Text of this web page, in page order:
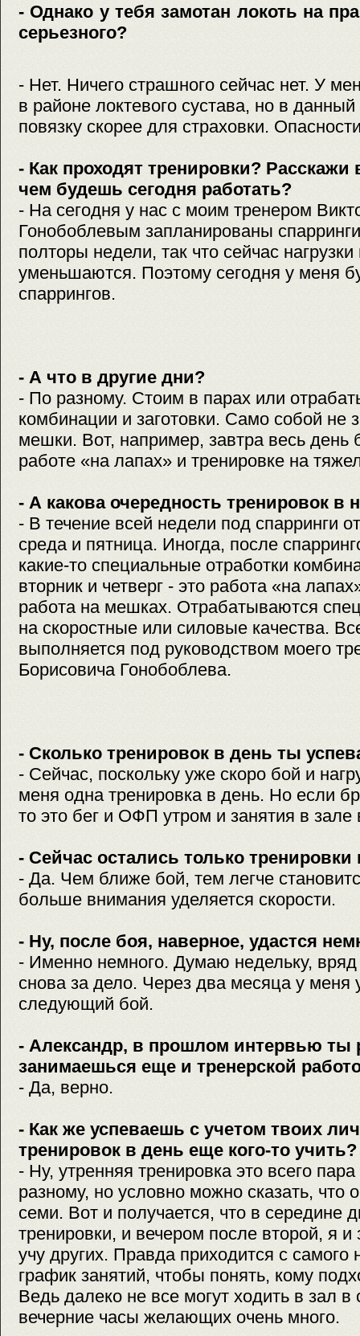
- Однако у тебя замотан локоть на
серьезного?
- Нет. Ничего страшного сейчас нет. У
в районе локтевого сустава, но в
повязку скорее для страховки.
- Как проходят тренировки? Расскажи
чем будешь сегодня работать?
- На сегодня у нас с моим тренером
Гонобоблевым запланированы
полторы недели, так что сейчас
уменьшаются. Поэтому сегодня у меня
спаррингов.
- А что в другие дни?
- По разному. Стоим в парах или
комбинации и заготовки. Само собой не
мешки. Вот, например, завтра весь день
работе «на лапах» и тренировке на
- А какова очередность тренировок в
- В течение всей недели под спарринги
среда и пятница. Иногда, после
какие-то специальные отработки
вторник и четверг - это работа «на
работа на мешках. Отрабатываются
на скоростные или силовые качества.
выполняется под руководством моего
Борисовича Гонобоблева.
- Сколько тренировок в день ты
- Сейчас, поскольку уже скоро бой и
меня одна тренировка в день. Но если
то это бег и ОФП утром и занятия в зале
- Сейчас остались только тренировки
- Да. Чем ближе бой, тем легче
больше внимания уделяется скорости.
- Ну, после боя, наверное, удастся
- Именно немного. Думаю недельку,
снова за дело. Через два месяца у
следующий бой.
- Александр, в прошлом интервью ты
занимаешься еще и тренерской
- Да, верно.
- Как же успеваешь с учетом твоих
тренировок в день еще кого-то учить?
- Ну, утренняя тренировка это всего
разному, но условно можно сказать, что
семи. Вот и получается, что в середине
тренировки, и вечером после второй, я
учу других. Правда приходится с самого
график занятий, чтобы понять, кому
Ведь далеко не все могут ходить в зал
вечерние часы желающих очень много.